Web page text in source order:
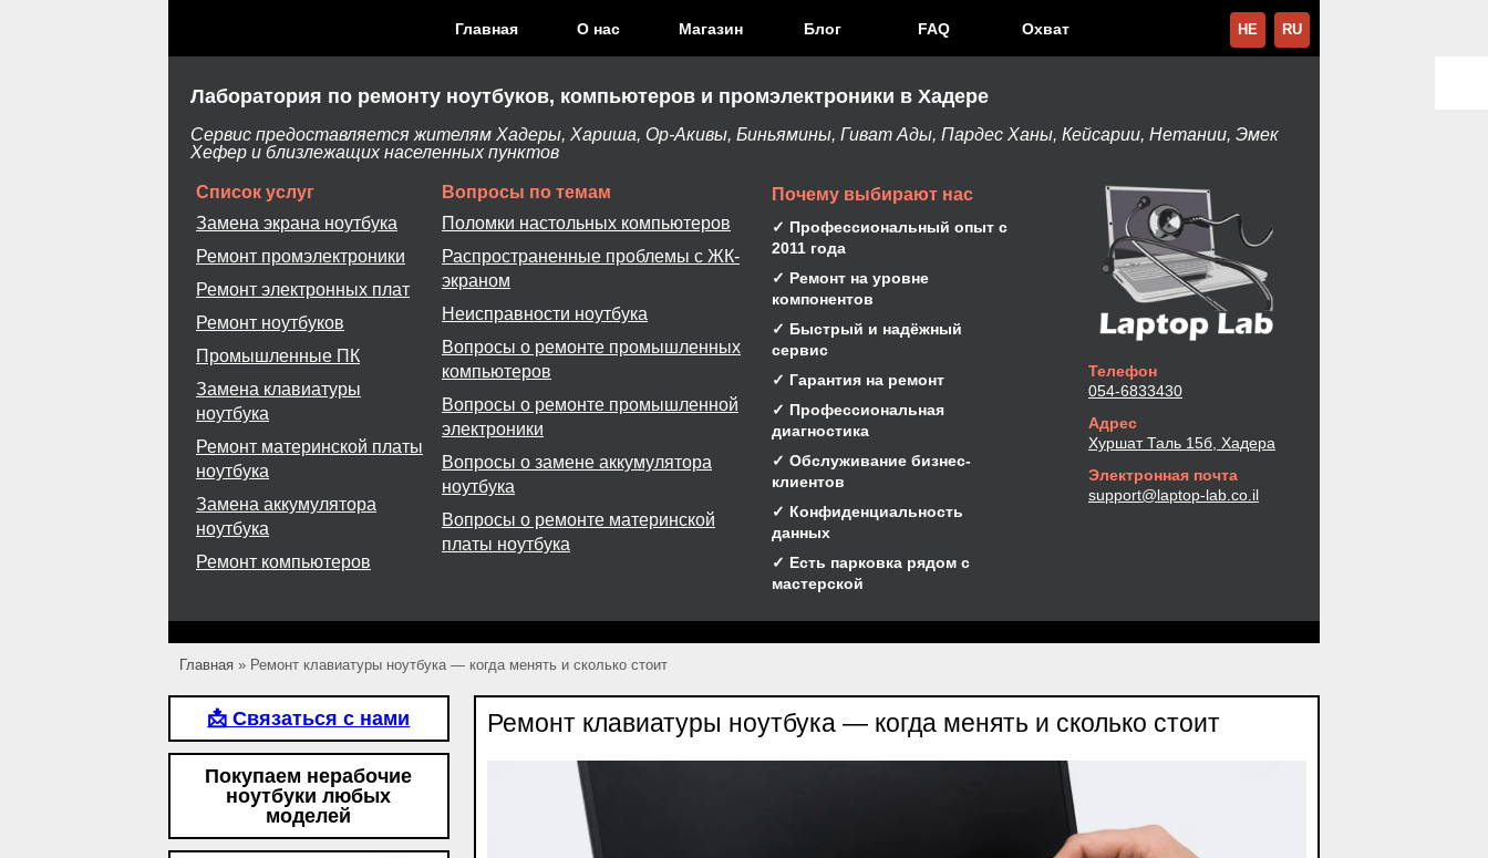
Главная О нас Магазин Блог FAQ Охват HE RU
Лаборатория по ремонту ноутбуков, компьютеров и промэлектроники в Хадере
Сервис предоставляется жителям Хадеры, Хариша, Ор-Акивы, Биньямины, Гиват Ады, Пардес Ханы, Кейсарии, Нетании, Эмек
Хефер и близлежащих населенных пунктов
Телефон
054-6833430
Адрес
Хуршат Таль 15б, Хадера
Электронная почта
support@laptop-lab.co.il
Список услуг
Замена экрана ноутбука
Ремонт промэлектроники
Ремонт электронных плат
Ремонт ноутбуков
Промышленные ПК
Замена клавиатуры
ноутбука
Ремонт материнской платы
ноутбука
Замена аккумулятора
ноутбука
Ремонт компьютеров
Вопросы по темам
Поломки настольных компьютеров
Распространенные проблемы с ЖК-
экраном
Неисправности ноутбука
Вопросы о ремонте промышленных
компьютеров
Вопросы о ремонте промышленной
электроники
Вопросы о замене аккумулятора
ноутбука
Вопросы о ремонте материнской
платы ноутбука
Почему выбирают нас
✓ Профессиональный опыт с
2011 года
✓ Ремонт на уровне
компонентов
✓ Быстрый и надёжный
сервис
✓ Гарантия на ремонт
✓ Профессиональная
диагностика
✓ Обслуживание бизнес-
клиентов
✓ Конфиденциальность
данных
✓ Есть парковка рядом с
мастерской
Главная » Ремонт клавиатуры ноутбука — когда менять и сколько стоит
Ремонт клавиатуры ноутбука — когда менять и сколько стоит
📩 Связаться с нами
Покупаем нерабочие
ноутбуки любых
моделей